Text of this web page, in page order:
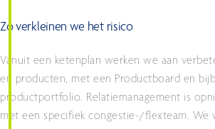
Zo verkleinen we het risico
Vanuit een ketenplan werken we aan
en producten, met een Productboard en
productportfolio. Relatiemanagement is
met een specifiek congestie-/flexteam. We